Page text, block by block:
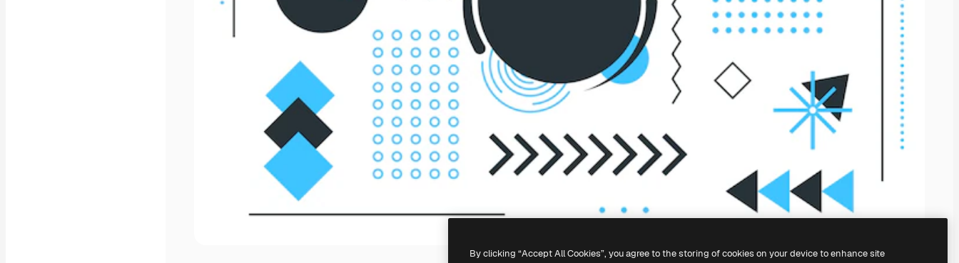
By clicking “Accept All Cookies”, you agree to the storing of cookies on your device to enhance site